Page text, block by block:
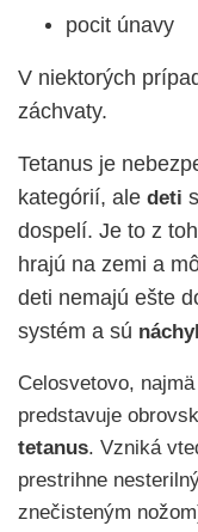
pocit únavy
V niektorých
záchvaty.
Tetanus je
kategórií, ale deti
dospelí. Je to z
hrajú na zemi a
deti nemajú ešte
systém a sú
Celosvetovo,
predstavuje
tetanus. Vzniká
prestrihne
znečisteným